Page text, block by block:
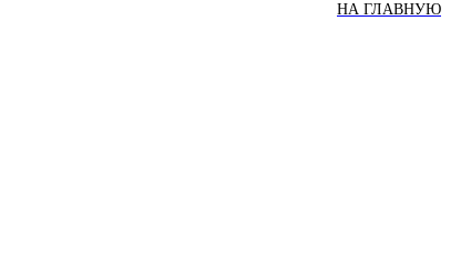
НА ГЛАВНУЮ